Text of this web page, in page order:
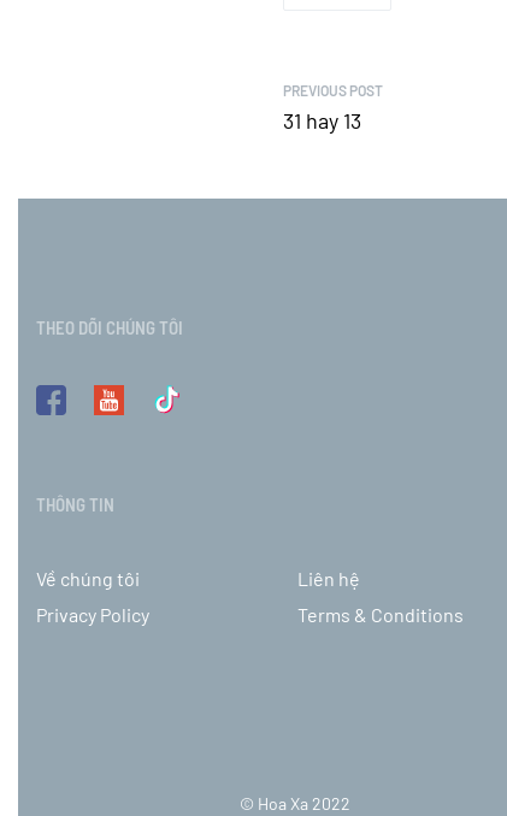
PREVIOUS POST
31 hay 13
THEO DÕI CHÚNG TÔI
THÔNG TIN
Về chúng tôi
Liên hệ
Privacy Policy
Terms & Conditions
© Hoa Xa 2022